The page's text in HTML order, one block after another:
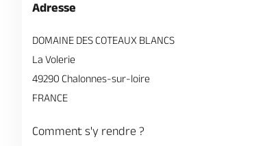
Adresse
DOMAINE DES COTEAUX BLANCS
La Volerie
49290 Chalonnes-sur-loire
FRANCE
Comment s'y rendre ?